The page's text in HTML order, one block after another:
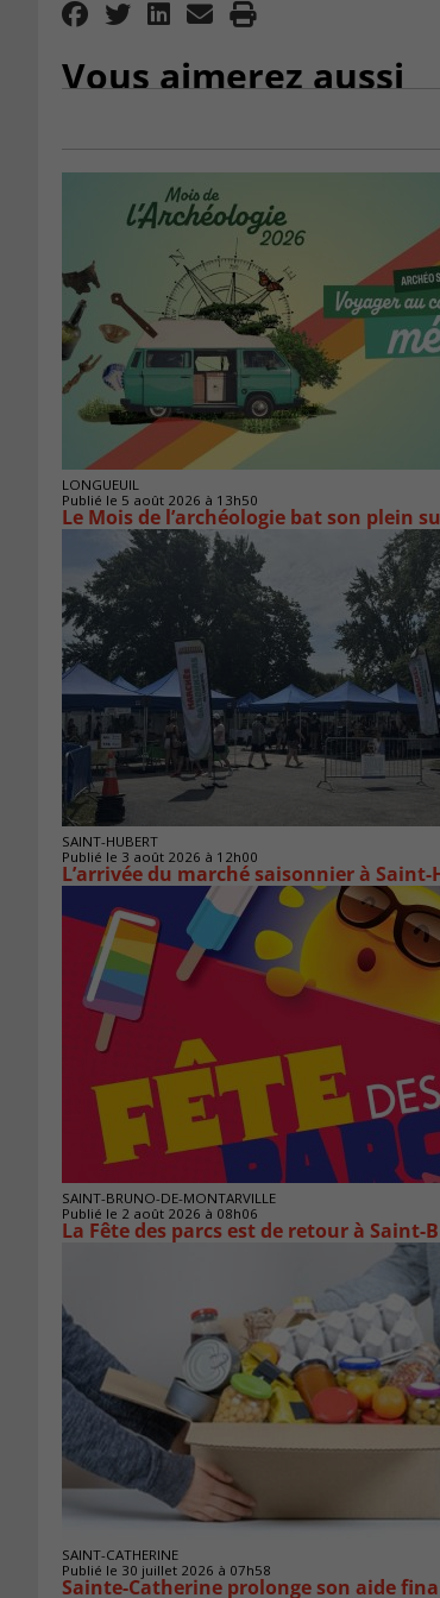
Vous aimerez aussi
LONGUEUIL
Publié le 5 août 2026 à 13h50
Le Mois de l’archéologie bat son plein
SAINT-HUBERT
Publié le 3 août 2026 à 12h00
L’arrivée du marché saisonnier à
SAINT-BRUNO-DE-MONTARVILLE
Publié le 2 août 2026 à 08h06
La Fête des parcs est de retour à Saint-
SAINT-CATHERINE
Publié le 30 juillet 2026 à 07h58
Sainte-Catherine prolonge son aide